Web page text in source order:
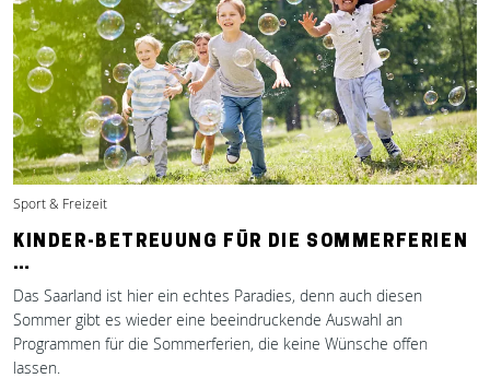
Sport & Freizeit
KINDER-BETREUUNG FÜR DIE SOMMERFERIEN
…
Das Saarland ist hier ein echtes Paradies, denn auch diesen
Sommer gibt es wieder eine beeindruckende Auswahl an
Programmen für die Sommerferien, die keine Wünsche offen
lassen.